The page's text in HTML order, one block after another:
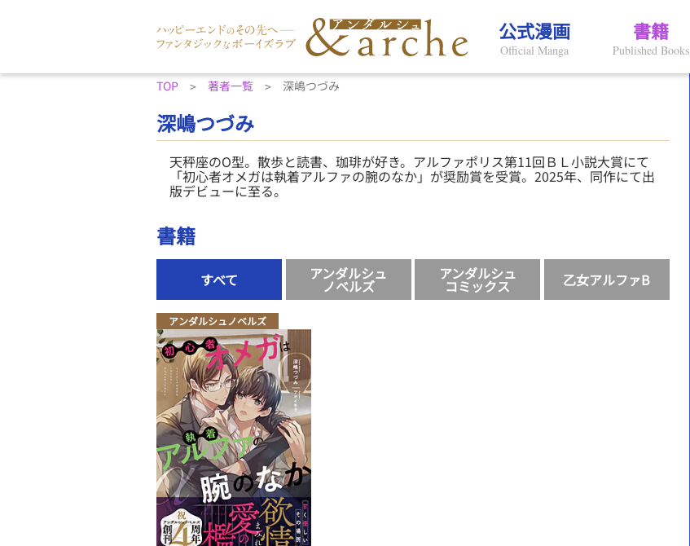
公式漫画
Official Manga
書籍
Published Books
TOP 著者一覧 深嶋つづみ
深嶋つづみ
天秤座のO型。散歩と読書、珈琲が好き。アルファポリス第11回ＢＬ小説大賞にて
「初心者オメガは執着アルファの腕のなか」が奨励賞を受賞。2025年、同作にて出
版デビューに至る。
書籍
すべて アンダルシュ
ノベルズ
アンダルシュ
コミックス 乙女アルファB
アンダルシュノベルズ